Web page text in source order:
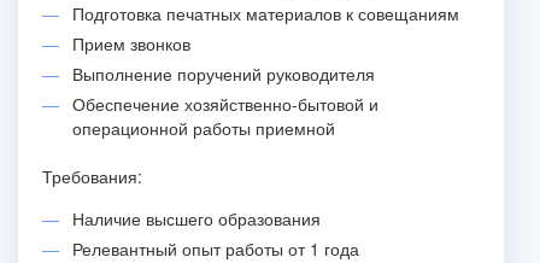
Подготовка печатных материалов к совещаниям
Прием звонков
Выполнение поручений руководителя
Обеспечение хозяйственно-бытовой и
операционной работы приемной
Требования:
Наличие высшего образования
Релевантный опыт работы от 1 года